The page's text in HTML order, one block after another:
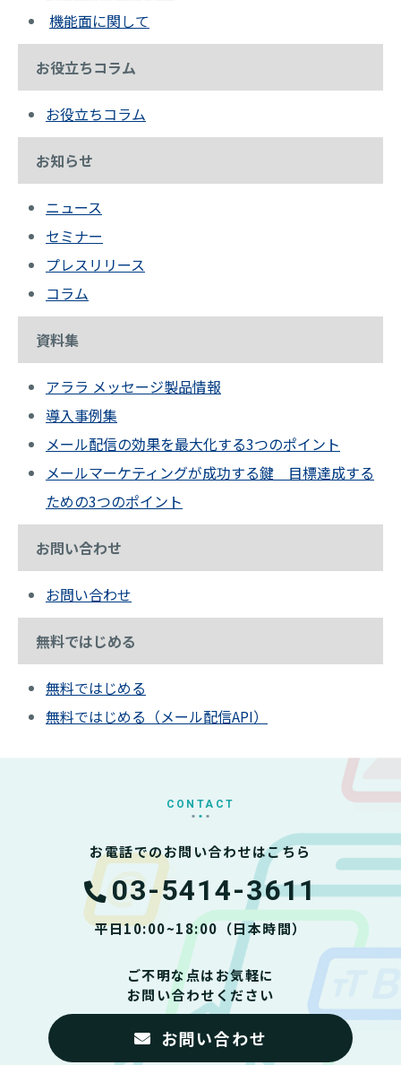
機能面に関して
お役立ちコラム
お役立ちコラム
お知らせ
ニュース
セミナー
プレスリリース
コラム
資料集
アララ メッセージ製品情報
導入事例集
メール配信の効果を最大化する3つのポイント
メールマーケティングが成功する鍵 目標達成する
ための3つのポイント
お問い合わせ
お問い合わせ
無料ではじめる
無料ではじめる
無料ではじめる（メール配信API）
CONTACT
お電話でのお問い合わせはこちら
03-5414-3611
平日10:00~18:00（日本時間）
ご不明な点はお気軽に
お問い合わせください
お問い合わせ